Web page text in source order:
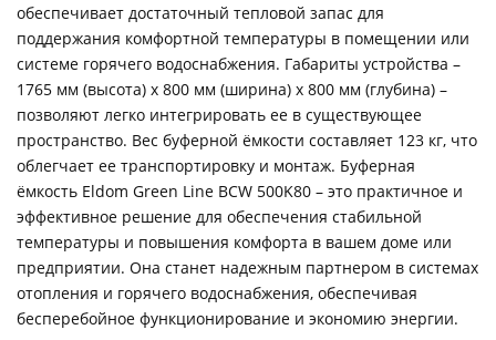
обеспечивает достаточный тепловой запас для
поддержания комфортной температуры в помещении или
системе горячего водоснабжения. Габариты устройства –
1765 мм (высота) x 800 мм (ширина) x 800 мм (глубина) –
позволяют легко интегрировать ее в существующее
пространство. Вес буферной ёмкости составляет 123 кг, что
облегчает ее транспортировку и монтаж. Буферная
ёмкость Eldom Green Line BCW 500K80 – это практичное и
эффективное решение для обеспечения стабильной
температуры и повышения комфорта в вашем доме или
предприятии. Она станет надежным партнером в системах
отопления и горячего водоснабжения, обеспечивая
бесперебойное функционирование и экономию энергии.